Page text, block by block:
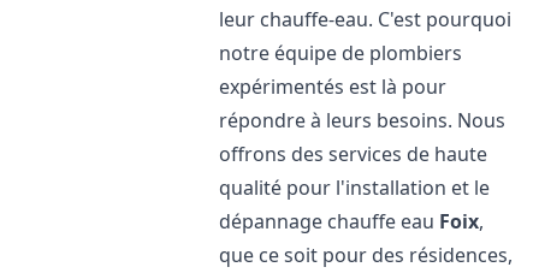
leur chauffe-eau. C'est pourquoi
notre équipe de plombiers
expérimentés est là pour
répondre à leurs besoins. Nous
offrons des services de haute
qualité pour l'installation et le
dépannage chauffe eau Foix,
que ce soit pour des résidences,